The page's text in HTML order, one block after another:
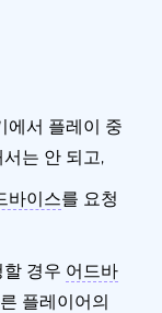
에서 플레이 중
는 안 되고,
바이스를 요청
경우 어드바
플레이어의